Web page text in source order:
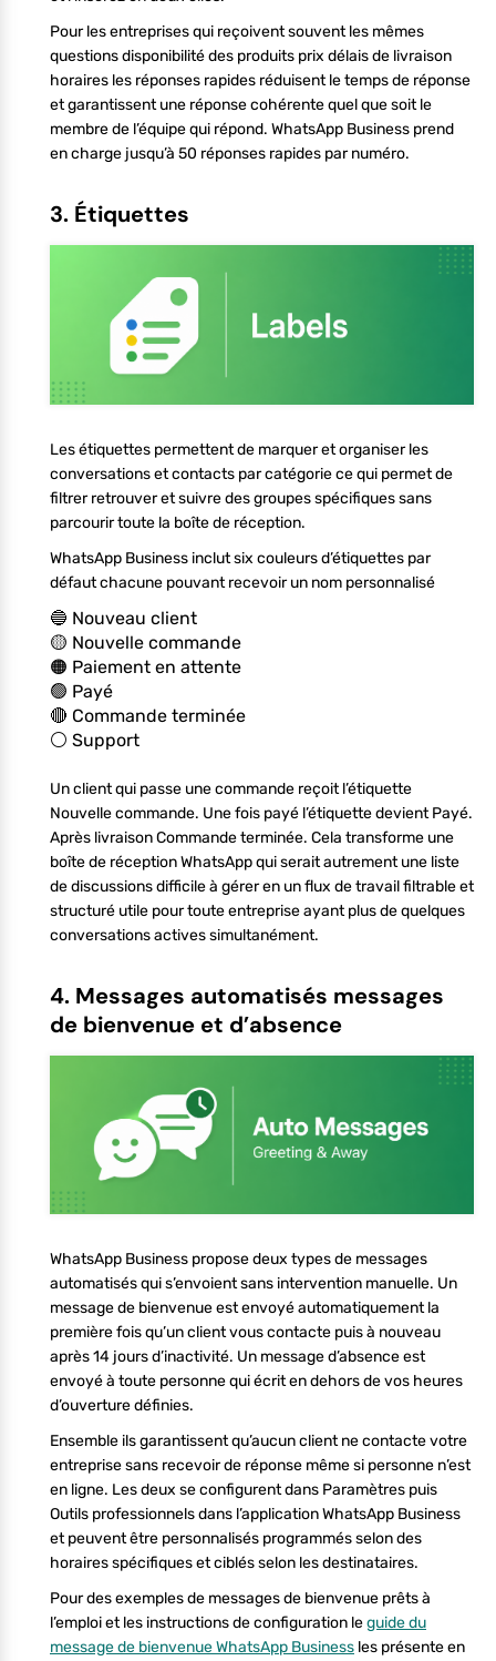
Pour les entreprises qui reçoivent souvent les mêmes
questions disponibilité des produits prix délais de livraison
horaires les réponses rapides réduisent le temps de réponse
et garantissent une réponse cohérente quel que soit le
membre de l’équipe qui répond. WhatsApp Business prend
en charge jusqu’à 50 réponses rapides par numéro.
3. Étiquettes
Les étiquettes permettent de marquer et organiser les
conversations et contacts par catégorie ce qui permet de
filtrer retrouver et suivre des groupes spécifiques sans
parcourir toute la boîte de réception.
WhatsApp Business inclut six couleurs d’étiquettes par
défaut chacune pouvant recevoir un nom personnalisé
🔵 Nouveau client
🟡 Nouvelle commande
🟠 Paiement en attente
🟢 Payé
🔴 Commande terminée
⚪ Support
Un client qui passe une commande reçoit l’étiquette
Nouvelle commande. Une fois payé l’étiquette devient Payé.
Après livraison Commande terminée. Cela transforme une
boîte de réception WhatsApp qui serait autrement une liste
de discussions difficile à gérer en un flux de travail filtrable et
structuré utile pour toute entreprise ayant plus de quelques
conversations actives simultanément.
4. Messages automatisés messages
de bienvenue et d’absence
WhatsApp Business propose deux types de messages
automatisés qui s’envoient sans intervention manuelle. Un
message de bienvenue est envoyé automatiquement la
première fois qu’un client vous contacte puis à nouveau
après 14 jours d’inactivité. Un message d’absence est
envoyé à toute personne qui écrit en dehors de vos heures
d’ouverture définies.
Ensemble ils garantissent qu’aucun client ne contacte votre
entreprise sans recevoir de réponse même si personne n’est
en ligne. Les deux se configurent dans Paramètres puis
Outils professionnels dans l’application WhatsApp Business
et peuvent être personnalisés programmés selon des
horaires spécifiques et ciblés selon les destinataires.
Pour des exemples de messages de bienvenue prêts à
l’emploi et les instructions de configuration leguide du
message de bienvenue WhatsApp Business les présente en